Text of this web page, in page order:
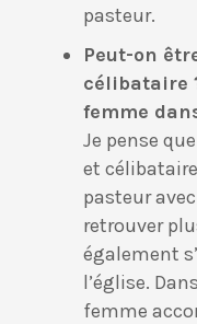
pasteur.
Peut-on
célibataire
femme
Je pense
et
pasteur
retrouver
également
l’église.
femme